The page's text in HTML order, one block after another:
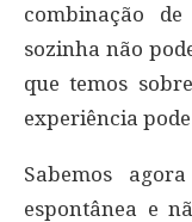
combinação
sozinha não
que temos
experiência
Sabemos
espontânea e